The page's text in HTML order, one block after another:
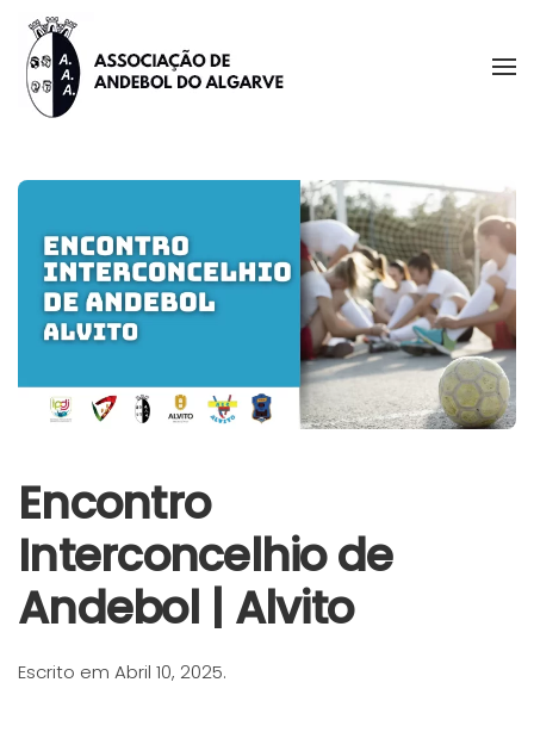
Skip to main content
Encontro
Interconcelhio de
Andebol | Alvito
Escrito em Abril 10, 2025.